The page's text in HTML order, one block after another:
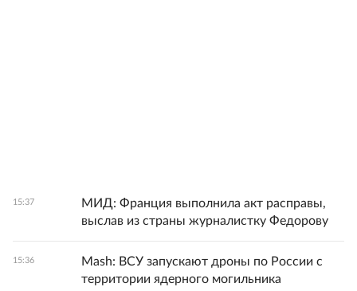
15:37
МИД: Франция выполнила акт расправы,
выслав из страны журналистку Федорову
15:36
Mash: ВСУ запускают дроны по России с
территории ядерного могильника